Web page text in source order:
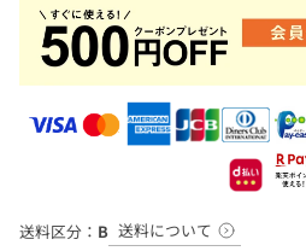
送料区分： B 送料について